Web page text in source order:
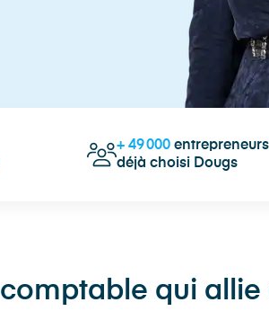
+ 49 000
déjà choisi Dougs
qui